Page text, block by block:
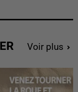
Voir plus